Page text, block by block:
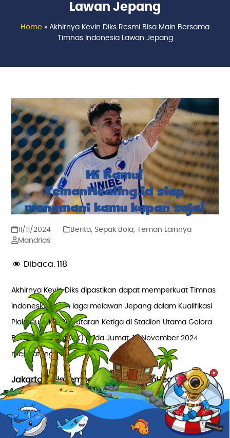
Lawan Jepang
Home » Akhirnya Kevin Diks Resmi Bisa Main Bersama
Timnas Indonesia Lawan Jepang
11/11/2024 Berita, Sepak Bola,
Teman Lainnya
Mandrias
Dibaca: 118
Akhirnya Kevin Diks dipastikan dapat memperkuat Timnas
Indonesia dalam laga melawan Jepang dalam Kualifikasi
Piala Dunia 2026 Putaran Ketiga di Stadion Utama Gelora
Bung Karno (SUGBK) pada Jumat, 15 November 2024
mendatang.
Jakarta, 11 November 2024 – TemanHealing.id
Hi, Bestie Healing!
Kabar gembira bagi Garuda Fans ini akhirnya
Hi Kamu!
TemanHealing.id siap
menemani kamu kapan saja!